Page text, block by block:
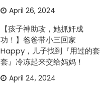
April 26, 2024
【孩子神助攻，她抓奸成
功！】爸爸带小三回家
Happy，儿子找到『用过的套
套』冷冻起来交给妈妈！
April 24, 2024